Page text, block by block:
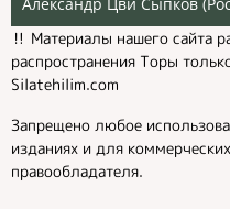
‼️ Материалы нашего сайта
распространения Торы
Silatehilim.com
Запрещено любое
изданиях и для
правообладателя.